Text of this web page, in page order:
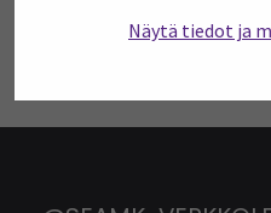
Näytä tiedot ja